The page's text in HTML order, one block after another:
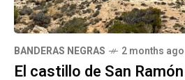
BANDERAS NEGRAS 2 months ago
El castillo de San